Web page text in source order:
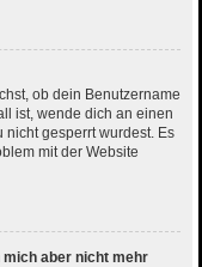
ob dein Benutzername
ist, wende dich an einen
nicht gesperrt wurdest. Es
mit der Website
aber nicht mehr